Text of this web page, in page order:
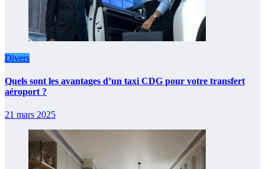
Divers
Quels sont les avantages d’un taxi CDG pour votre transfert
aéroport ?
21 mars 2025